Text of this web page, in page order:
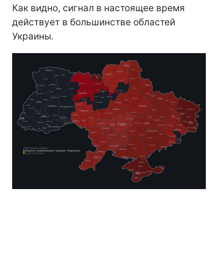
Как видно, сигнал в настоящее время
действует в большинстве областей
Украины.